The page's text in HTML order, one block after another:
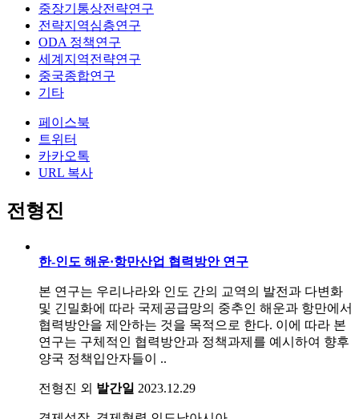
중장기통상전략연구
전략지역심층연구
ODA 정책연구
세계지역전략연구
중국종합연구
기타
페이스북
트위터
카카오톡
URL 복사
전형진
한-인도 해운·항만산업 협력방안 연구
본 연구는 우리나라와 인도 간의 교역의 발전과 다변화
및 긴밀화에 따라 국제공급망의 중추인 해운과 항만에서
협력방안을 제안하는 것을 목적으로 한다. 이에 따라 본
연구는 구체적인 협력방안과 정책과제를 예시하여 향후
양국 정책입안자들이 ..
전형진 외 발간일 2023.12.29